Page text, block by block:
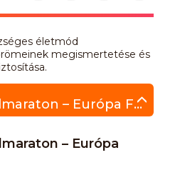
életmód
megismertetése és
MVM - Sopron Félmaraton – Európa Futás 2026. 7
– Európa